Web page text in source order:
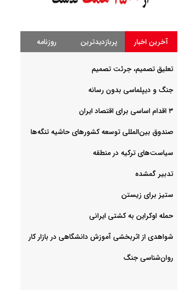
آخرین اخبار پربازدیدترین روزنامه
تعلیق تصمیم، جرئت تصمیم
جنگ و دیپلماسی بدون رسانه
۳ اقدام اساسی برای اقتصاد ایران
صندوق بین‌المللی توسعه کشورهای حاشیه تنگه‌ها
سیاست‌های ترکیه در منطقه
تدبیر گمشده
ستیز برای زیستن
حمله اوکراین به کشتی ایرانی
شواهدی از اثربخشی آموزش دانشگاهی در بازار کار
روان‌شناسی جنگ